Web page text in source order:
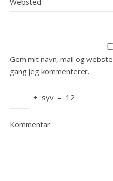
Websted
Gem mit navn, mail og
gang jeg kommenterer.
+ syv = 12
Kommentar